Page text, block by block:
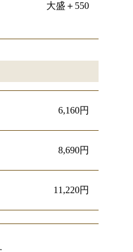
大盛＋550
6,160円
8,690円
11,220円